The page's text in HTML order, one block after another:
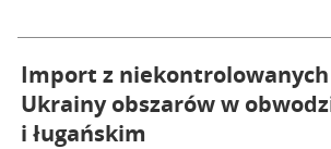
Import z niekontrolowanych
Ukrainy obszarów w
i ługańskim